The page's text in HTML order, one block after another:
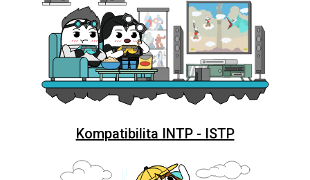
Kompatibilita INTP - ISTP